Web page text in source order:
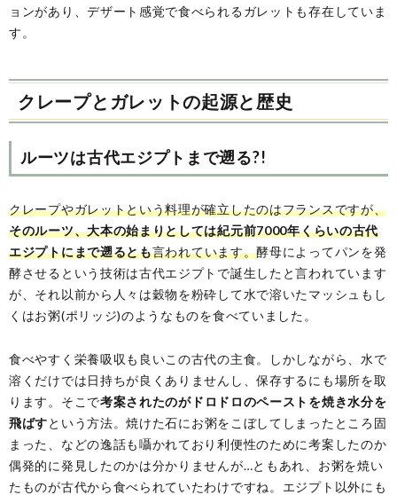
ョンがあり、デザート感覚で食べられるガレットも存在していま
す。
クレープとガレットの起源と歴史
ルーツは古代エジプトまで遡る?!
クレープやガレットという料理が確立したのはフランスですが、
そのルーツ、大本の始まりとしては紀元前7000年くらいの古代
エジプトにまで遡るとも言われています。酵母によってパンを発
酵させるという技術は古代エジプトで誕生したと言われています
が、それ以前から人々は穀物を粉砕して水で溶いたマッシュもし
くはお粥(ポリッジ)のようなものを食べていました。
食べやすく栄養吸収も良いこの古代の主食。しかしながら、水で
溶くだけでは日持ちが良くありませんし、保存するにも場所を取
ります。そこで考案されたのがドロドロのペーストを焼き水分を
飛ばすという方法。焼けた石にお粥をこぼしてしまったところ固
まった、などの逸話も囁かれており利便性のために考案したのか
偶発的に発見したのかは分かりませんが…ともあれ、お粥を焼い
たものが古代から食べられていたわけですね。エジプト以外にも